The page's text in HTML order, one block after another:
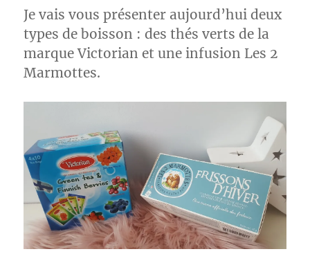
Je vais vous présenter aujourd’hui deux
types de boisson : des thés verts de la
marque Victorian et une infusion Les 2
Marmottes.